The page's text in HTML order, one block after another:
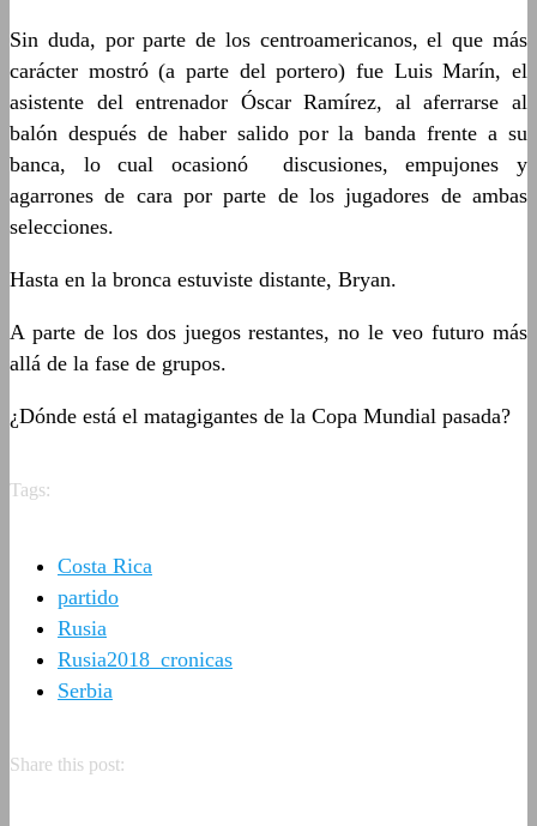
Sin duda, por parte de los centroamericanos, el que más
carácter mostró (a parte del portero) fue Luis Marín, el
asistente del entrenador Óscar Ramírez, al aferrarse al
balón después de haber salido por la banda frente a su
banca, lo cual ocasionó discusiones, empujones y
agarrones de cara por parte de los jugadores de ambas
selecciones.
Hasta en la bronca estuviste distante, Bryan.
A parte de los dos juegos restantes, no le veo futuro más
allá de la fase de grupos.
¿Dónde está el matagigantes de la Copa Mundial pasada?
Tags:
Costa Rica
partido
Rusia
Rusia2018_cronicas
Serbia
Share this post: